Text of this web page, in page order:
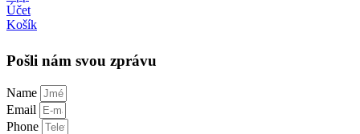
Účet
Košík
Pošli nám svou zprávu
Name
Email
Phone